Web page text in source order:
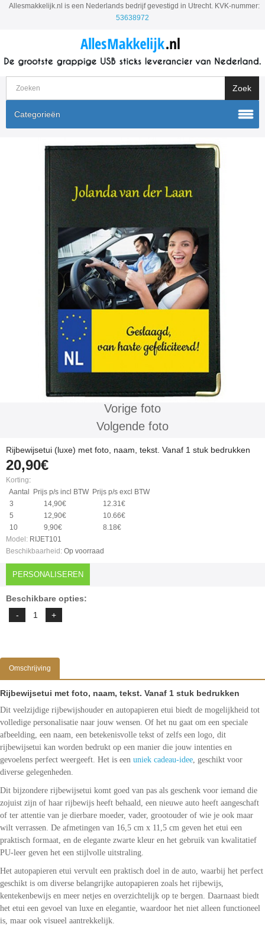
Allesmakkelijk.nl is een Nederlands bedrijf gevestigd in Utrecht. KVK-nummer:
53638972
Categorieën
Vorige foto
Volgende foto
Rijbewijsetui (luxe) met foto, naam, tekst. Vanaf 1 stuk bedrukken
20,90€
Korting:
Aantal
Prijs p/s incl BTW Prijs p/s excl BTW
3
14,90€
12.31€
5
12,90€
10.66€
10
9,90€
8.18€
Model: RIJET101
Beschikbaarheid: Op voorraad
PERSONALISEREN
Beschikbare opties:
Omschrijving
Rijbewijsetui met foto, naam, tekst. Vanaf 1 stuk bedrukken
Dit veelzijdige rijbewijshouder en autopapieren etui biedt de mogelijkheid tot
volledige personalisatie naar jouw wensen. Of het nu gaat om een speciale
afbeelding, een naam, een betekenisvolle tekst of zelfs een logo, dit
rijbewijsetui kan worden bedrukt op een manier die jouw intenties en
gevoelens perfect weergeeft. Het is een uniek cadeau-idee, geschikt voor
diverse gelegenheden.
Dit bijzondere rijbewijsetui komt goed van pas als geschenk voor iemand die
zojuist zijn of haar rijbewijs heeft behaald, een nieuwe auto heeft aangeschaft
of ter attentie van je dierbare moeder, vader, grootouder of wie je ook maar
wilt verrassen. De afmetingen van 16,5 cm x 11,5 cm geven het etui een
praktisch formaat, en de elegante zwarte kleur en het gebruik van kwalitatief
PU-leer geven het een stijlvolle uitstraling.
Het autopapieren etui vervult een praktisch doel in de auto, waarbij het perfect
geschikt is om diverse belangrijke autopapieren zoals het rijbewijs,
kentekenbewijs en meer netjes en overzichtelijk op te bergen. Daarnaast biedt
het etui een gevoel van luxe en elegantie, waardoor het niet alleen functioneel
is, maar ook visueel aantrekkelijk.